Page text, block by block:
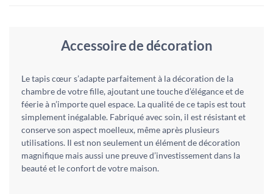
Accessoire de décoration
Le tapis cœur s’adapte parfaitement à la décoration de la
chambre de votre fille, ajoutant une touche d’élégance et de
féerie à n’importe quel espace. La qualité de ce tapis est tout
simplement inégalable. Fabriqué avec soin, il est résistant et
conserve son aspect moelleux, même après plusieurs
utilisations. Il est non seulement un élément de décoration
magnifique mais aussi une preuve d’investissement dans la
beauté et le confort de votre maison.